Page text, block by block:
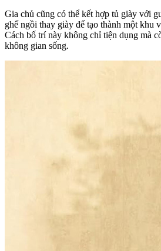
Gia chủ cũng có thể kết hợp tủ giày với
ghế ngồi thay giày để tạo thành một khu
Cách bố trí này không chỉ tiện dụng mà
không gian sống.